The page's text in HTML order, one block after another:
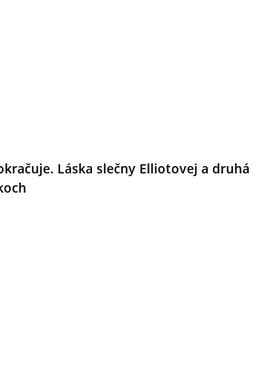
Láska slečny Elliotovej a druhá